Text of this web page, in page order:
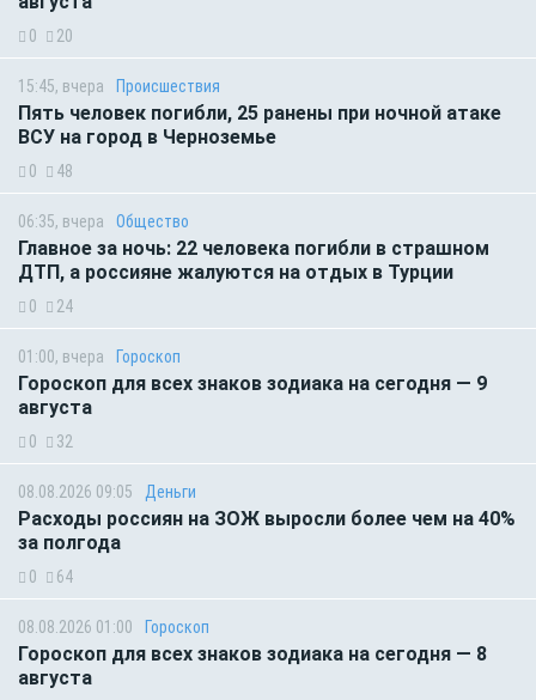
0 20
15:45, вчера Происшествия
Пять человек погибли, 25 ранены при ночной атаке
ВСУ на город в Черноземье
0 48
06:35, вчера Общество
Главное за ночь: 22 человека погибли в страшном
ДТП, а россияне жалуются на отдых в Турции
0 24
01:00, вчера Гороскоп
Гороскоп для всех знаков зодиака на сегодня — 9
августа
0 32
08.08.2026 09:05 Деньги
Расходы россиян на ЗОЖ выросли более чем на 40%
за полгода
0 64
08.08.2026 01:00 Гороскоп
Гороскоп для всех знаков зодиака на сегодня — 8
августа